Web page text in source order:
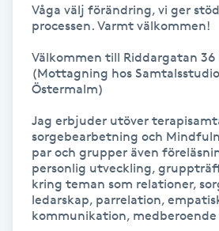
Gruppträning
Gua Sha-massage
Hatha Yoga
Headspa
Healing
Våga välj förändring, vi ger
processen. Varmt välkommen!
Välkommen till Riddargatan 36
(Mottagning hos
Östermalm)
Jag erbjuder utöver
sorgebearbetning och
par och grupper även
personlig utveckling,
kring teman som relationer,
ledarskap, parrelation,
kommunikation,